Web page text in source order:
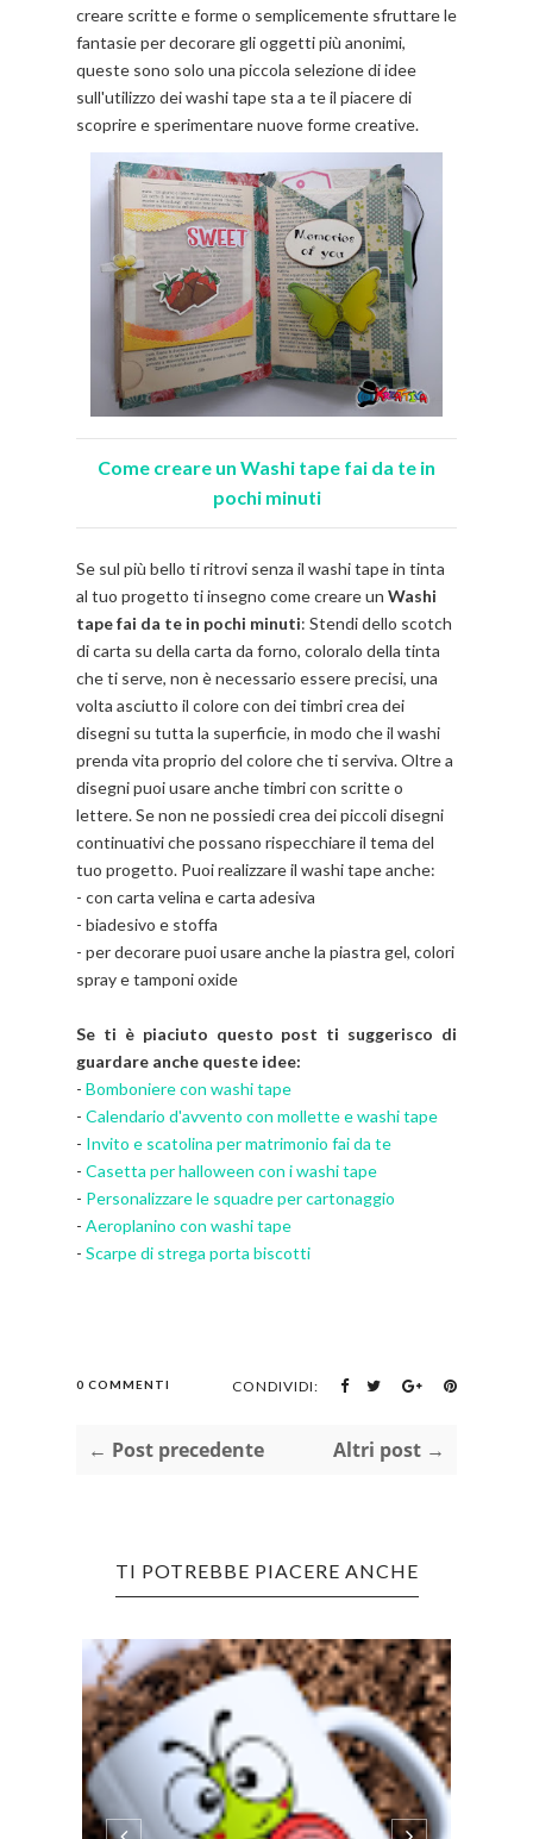
creare scritte e forme o semplicemente sfruttare le
fantasie per decorare gli oggetti più anonimi,
queste sono solo una piccola selezione di idee
sull'utilizzo dei washi tape sta a te il piacere di
scoprire e sperimentare nuove forme creative.
Come creare un Washi tape fai da te in
pochi minuti
Se sul più bello ti ritrovi senza il washi tape in tinta
al tuo progetto ti insegno come creare un Washi
tape fai da te in pochi minuti: Stendi dello scotch
di carta su della carta da forno, coloralo della tinta
che ti serve, non è necessario essere precisi, una
volta asciutto il colore con dei timbri crea dei
disegni su tutta la superficie, in modo che il washi
prenda vita proprio del colore che ti serviva. Oltre a
disegni puoi usare anche timbri con scritte o
lettere. Se non ne possiedi crea dei piccoli disegni
continuativi che possano rispecchiare il tema del
tuo progetto. Puoi realizzare il washi tape anche:
- con carta velina e carta adesiva
- biadesivo e stoffa
- per decorare puoi usare anche la piastra gel, colori
spray e tamponi oxide
Se ti è piaciuto questo post ti suggerisco di
guardare anche queste idee:
- Bomboniere con washi tape
- Calendario d'avvento con mollette e washi tape
- Invito e scatolina per matrimonio fai da te
- Casetta per halloween con i washi tape
- Personalizzare le squadre per cartonaggio
- Aeroplanino con washi tape
- Scarpe di strega porta biscotti
0 COMMENTI CONDIVIDI:
← Post precedente Altri post →
TI POTREBBE PIACERE ANCHE